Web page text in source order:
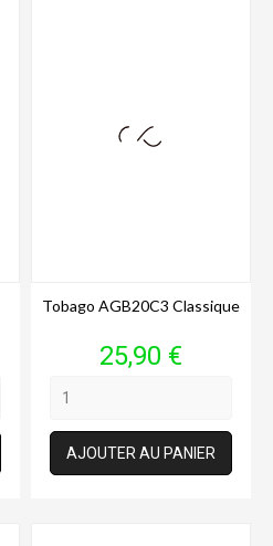
Tobago AGB20C3 Classique
Prix
25,90 €
AJOUTER AU PANIER